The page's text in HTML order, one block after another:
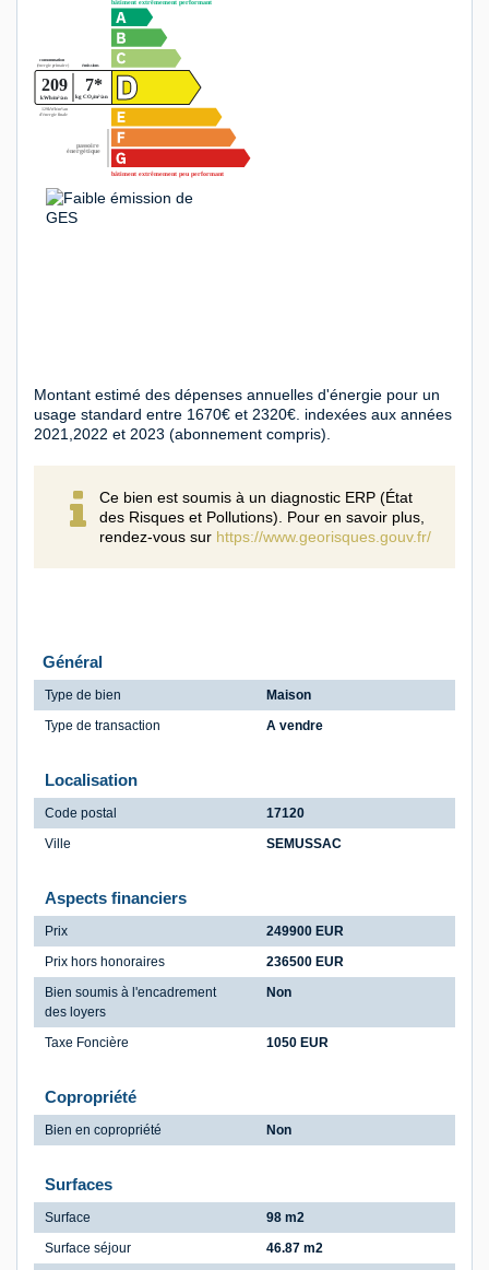
Montant estimé des dépenses annuelles d'énergie pour un
usage standard entre 1670€ et 2320€. indexées aux années
2021,2022 et 2023 (abonnement compris).
Ce bien est soumis à un diagnostic ERP (État
des Risques et Pollutions). Pour en savoir plus,
rendez-vous sur https://www.georisques.gouv.fr/
Général
Type de bien
Maison
Type de transaction
A vendre
Localisation
Code postal
17120
Ville
SEMUSSAC
Aspects financiers
Prix
249900 EUR
Prix hors honoraires
236500 EUR
Bien soumis à l'encadrement
des loyers
Non
Taxe Foncière 1050 EUR
Copropriété
Bien en copropriété Non
Surfaces
Surface
98 m2
Surface séjour
46.87 m2